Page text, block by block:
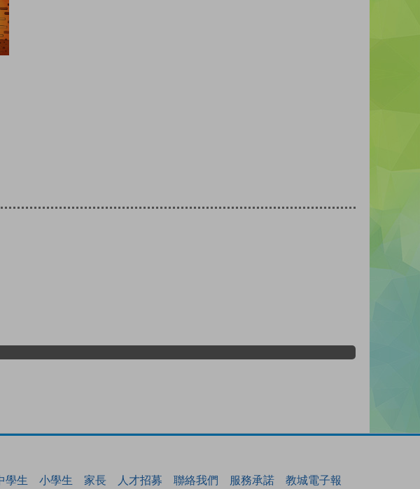
學生 小學生 家長 人才招募 聯絡我們 服務承諾 教城電子報